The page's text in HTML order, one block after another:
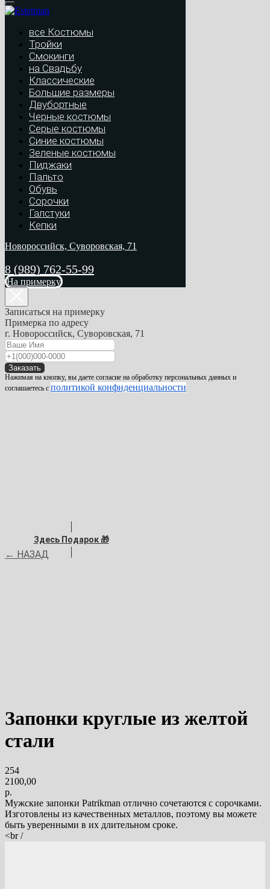
все Костюмы
Тройки
Смокинги
на Свадьбу
Классические
Большие размеры
Двубортные
Черные костюмы
Серые костюмы
Синие костюмы
Зеленые костюмы
Пиджаки
Пальто
Обувь
Сорочки
Галстуки
Кепки
Новороссийск, Суворовская, 71
8 (989) 762-55-99
На примерку
Записаться на примерку
Примерка по адресу
г. Новороссийск, Суворовская, 71
Заказать
Нажимая на кнопку, вы даете согласие на обработку персональных данных и
соглашаетесь c политикой конфиденциальности
Здесь Подарок 🎁
← НАЗАД
Запонки круглые из желтой
стали
254
2100,00
р.
Мужские запонки Patrikman отлично сочетаются с сорочками.
Изготовлены из качественных металлов, поэтому вы можете
быть уверенными в их длительном сроке.
<br /